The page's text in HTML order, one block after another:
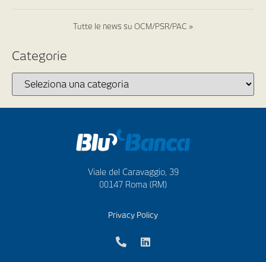
Tutte le news su OCM/PSR/PAC »
Categorie
Viale del Caravaggio, 39
00147 Roma (RM)
Privacy Policy